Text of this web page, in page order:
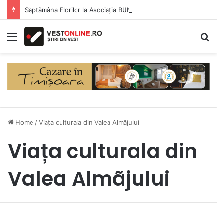
Săptămâna Florilor la Asociația BUNETI
Menu
Home /Viața culturala din Valea Almãjului
Viața culturala din
Valea Almãjului